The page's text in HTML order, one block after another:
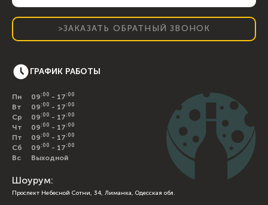
>ЗАКАЗАТЬ ОБРАТНЫЙ ЗВОНОК
ГРАФИК РАБОТЫ
Пн 09 :00 - 17 :00
Вт 09 :00 - 17 :00
Ср 09 :00 - 17 :00
Чт 09 :00 - 17 :00
Пт 09 :00 - 17 :00
Сб 09 :00 - 17 :00
Вс Выходной
Шоурум:
Проспект Небесной Сотни, 34, Лиманка, Одесская обл.